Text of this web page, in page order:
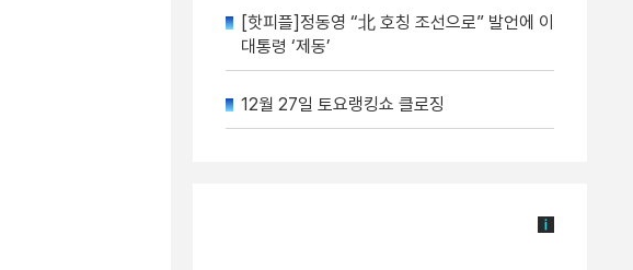
[핫피플]정동영 “北 호칭 조선으로” 발언에 이
대통령 ‘제동’
12월 27일 토요랭킹쇼 클로징